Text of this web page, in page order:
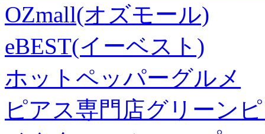
OZmall(オズモール)
eBEST(イーベスト)
ホットペッパーグルメ
ピアス専門店グリーン